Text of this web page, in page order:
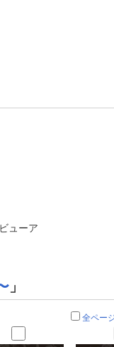
ューア
」
全ペー